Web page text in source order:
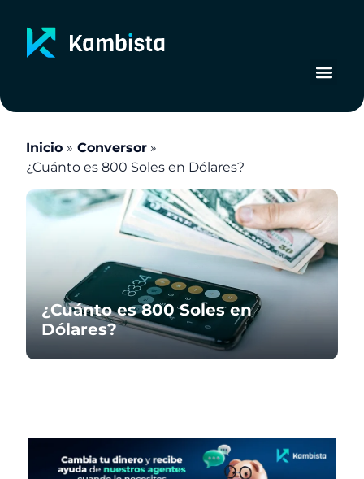
contenido
Inicio
Conversor
¿Cuánto es 800 Soles en Dólares?
¿Cuánto es 800 Soles en
Dólares?